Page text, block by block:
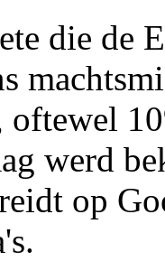
die de
oftewel
werd
op